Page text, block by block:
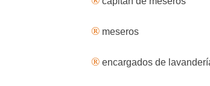
® meseros
® encargados de